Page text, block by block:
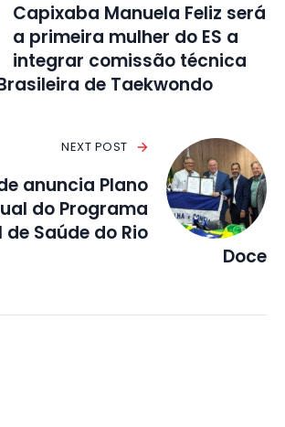
Capixaba Manuela Feliz será
a primeira mulher do ES a
integrar comissão técnica
de Taekwondo
NEXT POST
anuncia Plano
do Programa
de Saúde do Rio
Doce